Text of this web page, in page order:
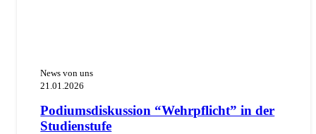
News von uns
21.01.2026
Podiumsdiskussion “Wehrpflicht” in der
Studienstufe